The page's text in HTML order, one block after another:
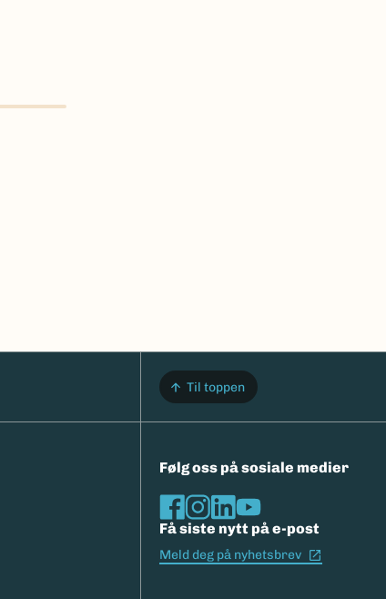
Til toppen
Følg oss på sosiale medier
Få siste nytt på e-post
Meld deg på nyhetsbrev